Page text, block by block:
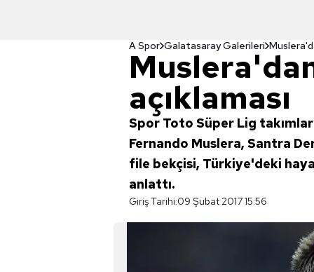
A Spor Galatasaray Galerileri
açıklaması
Spor Toto Süper Lig
Fernando Muslera, Santra
file bekçisi, Türkiye'deki
anlattı.
Giriş Tarihi:09 Şubat 2017 15:56